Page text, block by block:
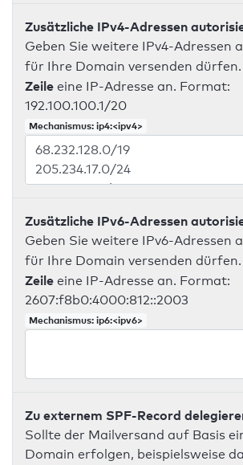
Zusätzliche IPv4-Adressen
Geben Sie weitere IPv4-Adressen
für Ihre Domain versenden dürfen.
Zeile eine IP-Adresse an. Format:
192.100.100.1/20
Mechanismus: ip4:<ipv4>
Zusätzliche IPv6-Adressen
Geben Sie weitere IPv6-Adressen
für Ihre Domain versenden dürfen.
Zeile eine IP-Adresse an. Format:
2607:f8b0:4000:812::2003
Mechanismus: ip6:<ipv6>
Zu externem SPF-Record
Sollte der Mailversand auf Basis
Domain erfolgen, beispielsweise